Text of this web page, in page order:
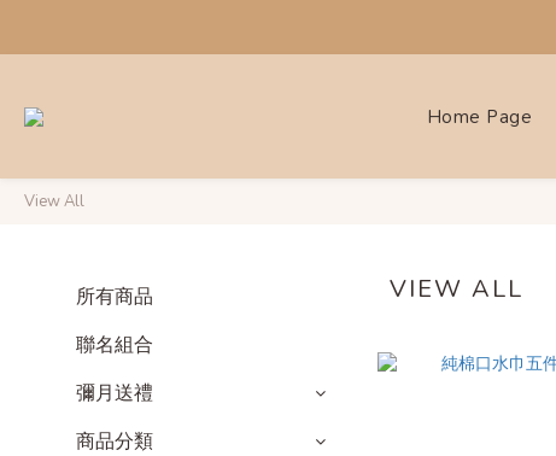
Home Page
View All
所有商品
聯名組合
彌月送禮
商品分類
VIEW ALL